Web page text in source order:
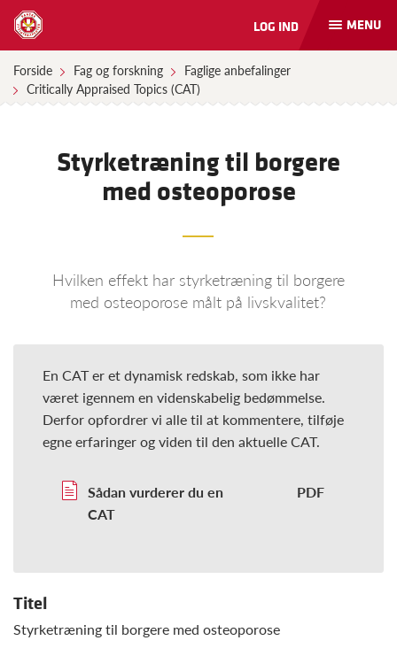
Åbn
og
MENU
LOG IND
Forside Fag og forskning
Faglige anbefalinger
Critically Appraised Topics (CAT)
Styrketræning til borgere
med osteoporose
Hvilken effekt har styrketræning til borgere
med osteoporose målt på livskvalitet?
En CAT er et dynamisk redskab, som ikke har
været igennem en videnskabelig bedømmelse.
Derfor opfordrer vi alle til at kommentere, tilføje
egne erfaringer og viden til den aktuelle CAT.
Sådan vurderer du en
CAT
Titel
Styrketræning til borgere med osteoporose